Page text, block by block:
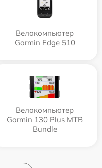
Велокомпьютер
Garmin Edge 510
Велокомпьютер
Garmin 130 Plus MTB
Bundle